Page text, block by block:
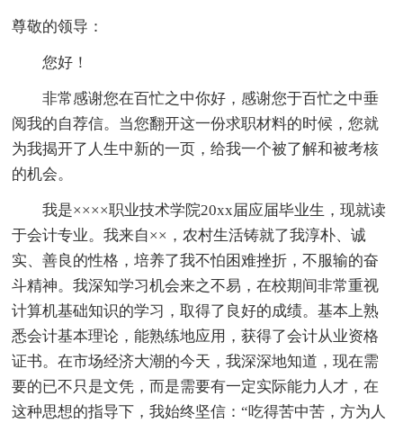
尊敬的领导：
您好！
非常感谢您在百忙之中你好，感谢您于百忙之中垂
阅我的自荐信。当您翻开这一份求职材料的时候，您就
为我揭开了人生中新的一页，给我一个被了解和被考核
的机会。
我是××××职业技术学院20xx届应届毕业生，现就读
于会计专业。我来自××，农村生活铸就了我淳朴、诚
实、善良的性格，培养了我不怕困难挫折，不服输的奋
斗精神。我深知学习机会来之不易，在校期间非常重视
计算机基础知识的学习，取得了良好的成绩。基本上熟
悉会计基本理论，能熟练地应用，获得了会计从业资格
证书。在市场经济大潮的今天，我深深地知道，现在需
要的已不只是文凭，而是需要有一定实际能力人才，在
这种思想的指导下，我始终坚信：“吃得苦中苦，方为人